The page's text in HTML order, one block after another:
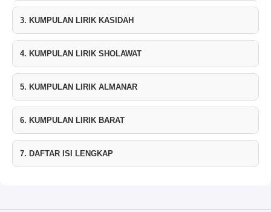
3. KUMPULAN LIRIK KASIDAH
4. KUMPULAN LIRIK SHOLAWAT
5. KUMPULAN LIRIK ALMANAR
6. KUMPULAN LIRIK BARAT
7. DAFTAR ISI LENGKAP